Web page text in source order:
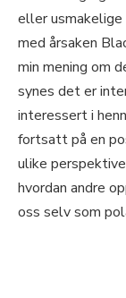
eller usmakelige
med årsaken
min mening om
synes det er
interessert i
fortsatt på en
ulike
hvordan andre
oss selv som